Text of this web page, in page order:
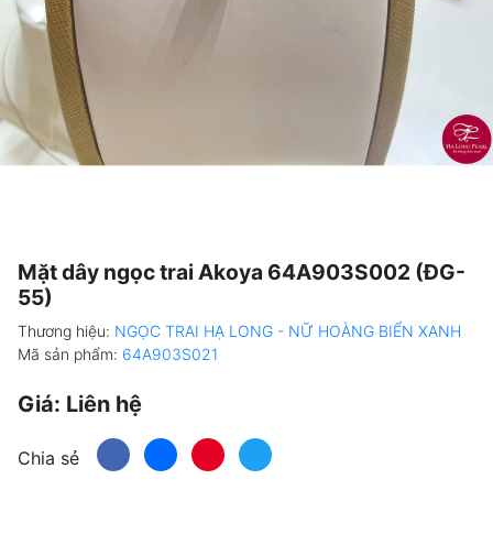
Mặt dây ngọc trai Akoya 64A903S002 (ĐG-
55)
Thương hiệu: NGỌC TRAI HẠ LONG - NỮ HOÀNG BIỂN XANH
Mã sản phẩm: 64A903S021
Giá: Liên hệ
Chia sẻ